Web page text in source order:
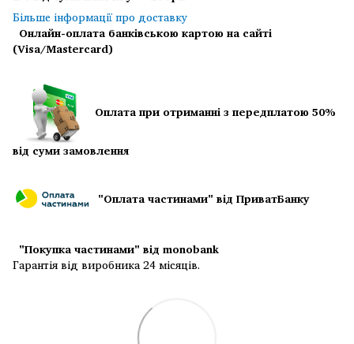
Більше інформації про доставку
Онлайн-оплата банківською картою на сайті
(Visa/Mastercard)
Оплата при отриманні з передплатою 50%
від суми замовлення
"Оплата частинами" від ПриватБанку
"Покупка частинами" від monobank
Гарантія від виробника 24 місяців.